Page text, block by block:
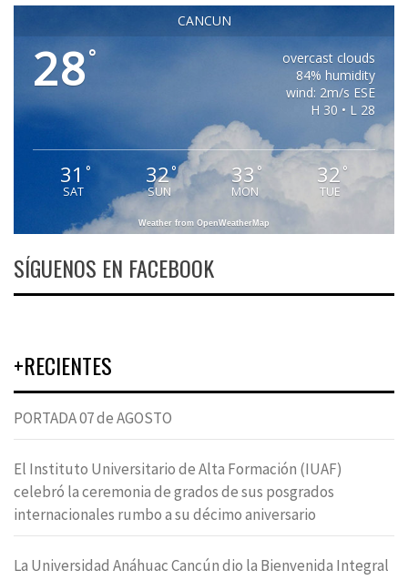
CANCUN
28°
overcast clouds
84% humidity
wind: 2m/s ESE
H 30 • L 28
31 °
SAT
32°
SUN
33 °
MON
32 °
TUE
Weather from OpenWeatherMap
SÍGUENOS EN FACEBOOK
+RECIENTES
PORTADA 07 de AGOSTO
El Instituto Universitario de Alta Formación (IUAF)
celebró la ceremonia de grados de sus posgrados
internacionales rumbo a su décimo aniversario
La Universidad Anáhuac Cancún dio la Bienvenida Integral